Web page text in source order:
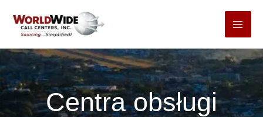
Centra obsługi